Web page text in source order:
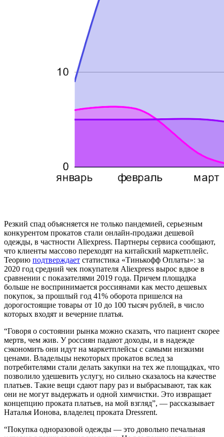
Резкий спад объясняется не только пандемией, серьезным
конкурентом прокатов стали онлайн-продажи дешевой
одежды, в частности Aliexpress. Партнеры сервиса сообщают,
что клиенты массово переходят на китайский маркетплейс.
Теорию подтверждает статистика «Тинькофф Оплаты»: за
2020 год средний чек покупателя Aliexpress вырос вдвое в
сравнении с показателями 2019 года. Причем площадка
больше не воспринимается россиянами как место дешевых
покупок, за прошлый год 41% оборота пришелся на
дорогостоящие товары от 10 до 100 тысяч рублей, в число
которых входят и вечерние платья.
“Говоря о состоянии рынка можно сказать, что пациент скорее
мертв, чем жив. У россиян падают доходы, и в надежде
сэкономить они идут на маркетплейсы с самыми низкими
ценами. Владельцы некоторых прокатов вслед за
потребителями стали делать закупки на тех же площадках, что
позволило удешевить услугу, но сильно сказалось на качестве
платьев. Такие вещи сдают пару раз и выбрасывают, так как
они не могут выдержать и одной химчистки. Это извращает
концепцию проката платьев, на мой взгляд”, — рассказывает
Наталья Ионова, владелец проката Dressrent.
“Покупка одноразовой одежды — это довольно печальная